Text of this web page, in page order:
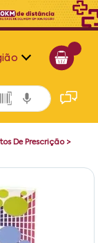
Alagoas
Bahia
De Prescrição>